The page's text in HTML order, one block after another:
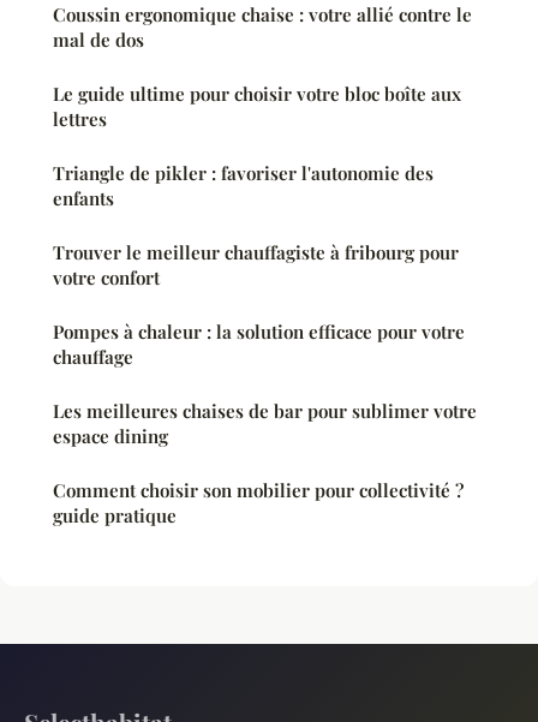
Coussin ergonomique chaise : votre allié contre le
mal de dos
Le guide ultime pour choisir votre bloc boîte aux
lettres
Triangle de pikler : favoriser l'autonomie des
enfants
Trouver le meilleur chauffagiste à fribourg pour
votre confort
Pompes à chaleur : la solution efficace pour votre
chauffage
Les meilleures chaises de bar pour sublimer votre
espace dining
Comment choisir son mobilier pour collectivité ?
guide pratique